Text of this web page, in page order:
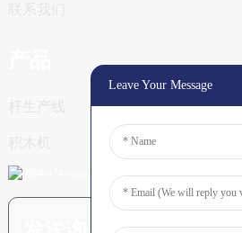
Leave Your Message